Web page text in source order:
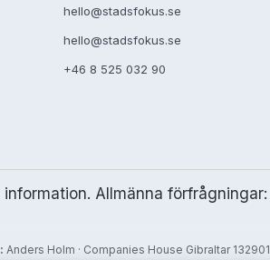
hello@stadsfokus.se
hello@stadsfokus.se
+46 8 525 032 90
Allmänna förfrågningar:
Anders Holm · Companies House Gibraltar 132901